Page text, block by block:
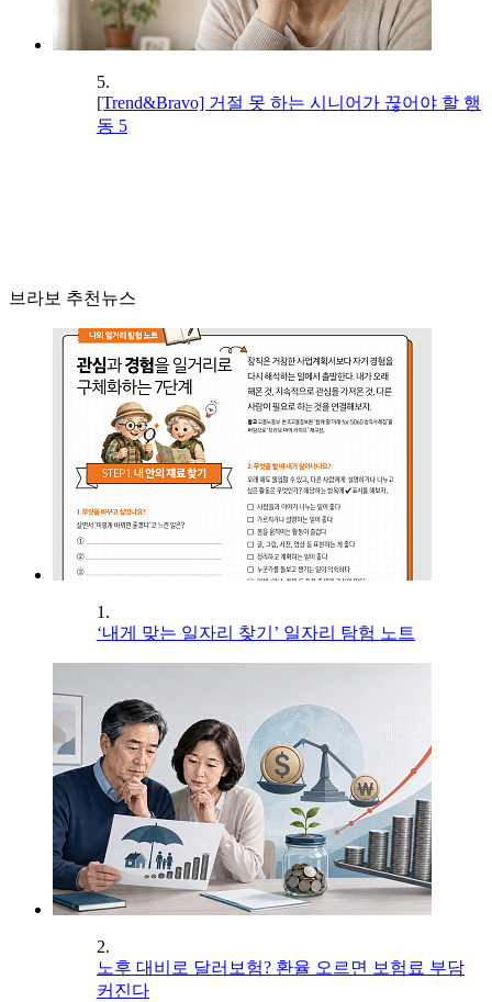
5.
[Trend&Bravo] 거절 못 하는 시니어가 끊어야 할 행
동 5
브라보 추천뉴스
1.
‘내게 맞는 일자리 찾기’ 일자리 탐험 노트
2.
노후 대비로 달러보험? 환율 오르면 보험료 부담
커진다